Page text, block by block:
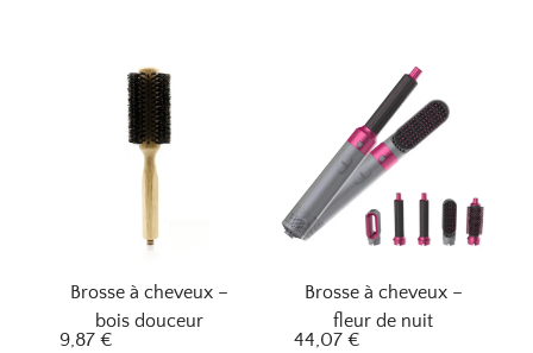
Brosse à cheveux –
bois douceur
9,87 €
Brosse à cheveux –
fleur de nuit
44,07 €